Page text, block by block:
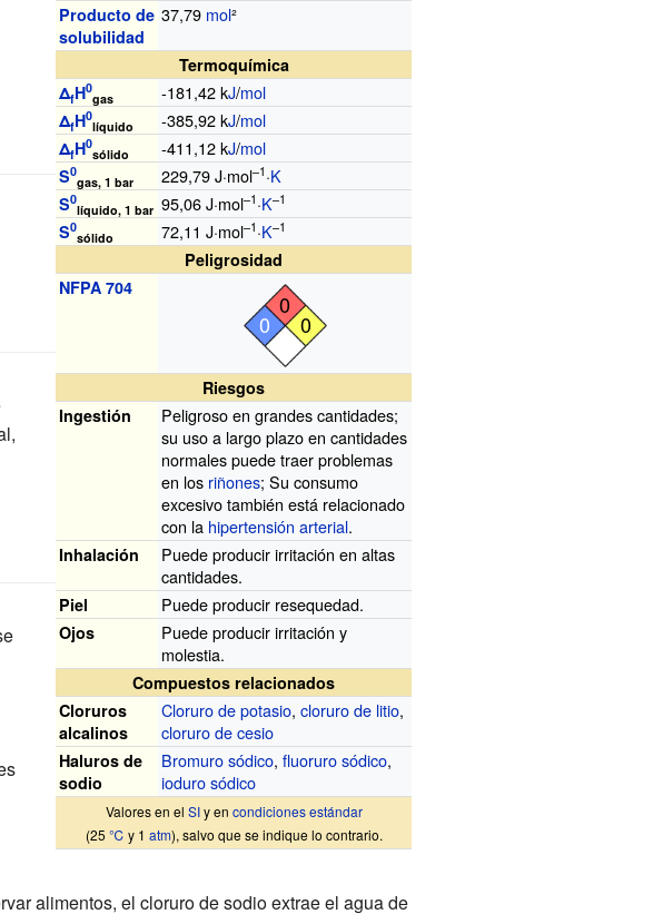
Producto de
solubilidad
37,79 mol²
Termoquímica
ΔfH0
gas -181,42 kJ/mol
ΔfH0
líquido -385,92 kJ/mol
ΔfH0
sólido -411,12 kJ/mol
S0
gas, 1 bar 229,79 J·mol–1 ·K
S0
líquido, 1 bar 95,06 J·mol–1 ·K–1
S0
sólido 72,11 J·mol–1 ·K–1
Peligrosidad
NFPA 704
0
0 0
Riesgos
Ingestión
Peligroso en grandes cantidades;
su uso a largo plazo en cantidades
normales puede traer problemas
en los riñones; Su consumo
excesivo también está relacionado
con la hipertensión arterial.
Inhalación
Puede producir irritación en altas
cantidades.
Piel Puede producir resequedad.
Ojos
Puede producir irritación y
molestia.
Compuestos relacionados
Cloruros
alcalinos
Cloruro de potasio,cloruro de litio,
cloruro de cesio
Haluros de
sodio
Bromuro sódico,fluoruro sódico,
ioduro sódico
Valores en el SIy en condiciones estándar
(25 ℃ y 1 atm), salvo que se indique lo contrario.
alimentos, el cloruro de sodio extrae el agua de